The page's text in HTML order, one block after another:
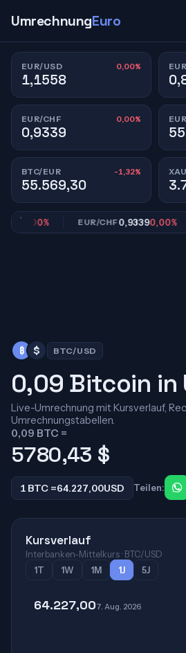
UmrechnungEuro
EUR/USD 0,00%
1,1558
EUR/CHF 0,00%
0,9339
BTC/EUR -1,32%
55.569,30
0,00% EUR/CHF0,93390,00%
₿ $ BTC/USD
0,09 Bitcoin in
Live-Umrechnung mit Kursverlauf,
Umrechnungstabellen.
0,09 BTC =
5780,43 $
1 BTC =64.227,00USD Teilen:
Kursverlauf
Interbanken-Mittelkurs · BTC/USD
1T
1W 1M 1J 5J
64.227,007. Aug. 2026